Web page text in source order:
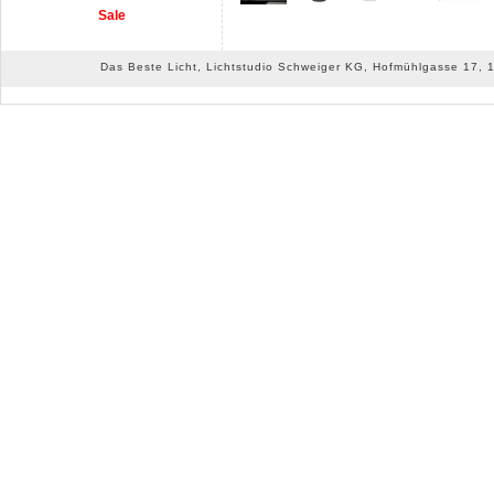
Sale
Das Beste Licht, Lichtstudio Schweiger KG, Hofmühlgasse